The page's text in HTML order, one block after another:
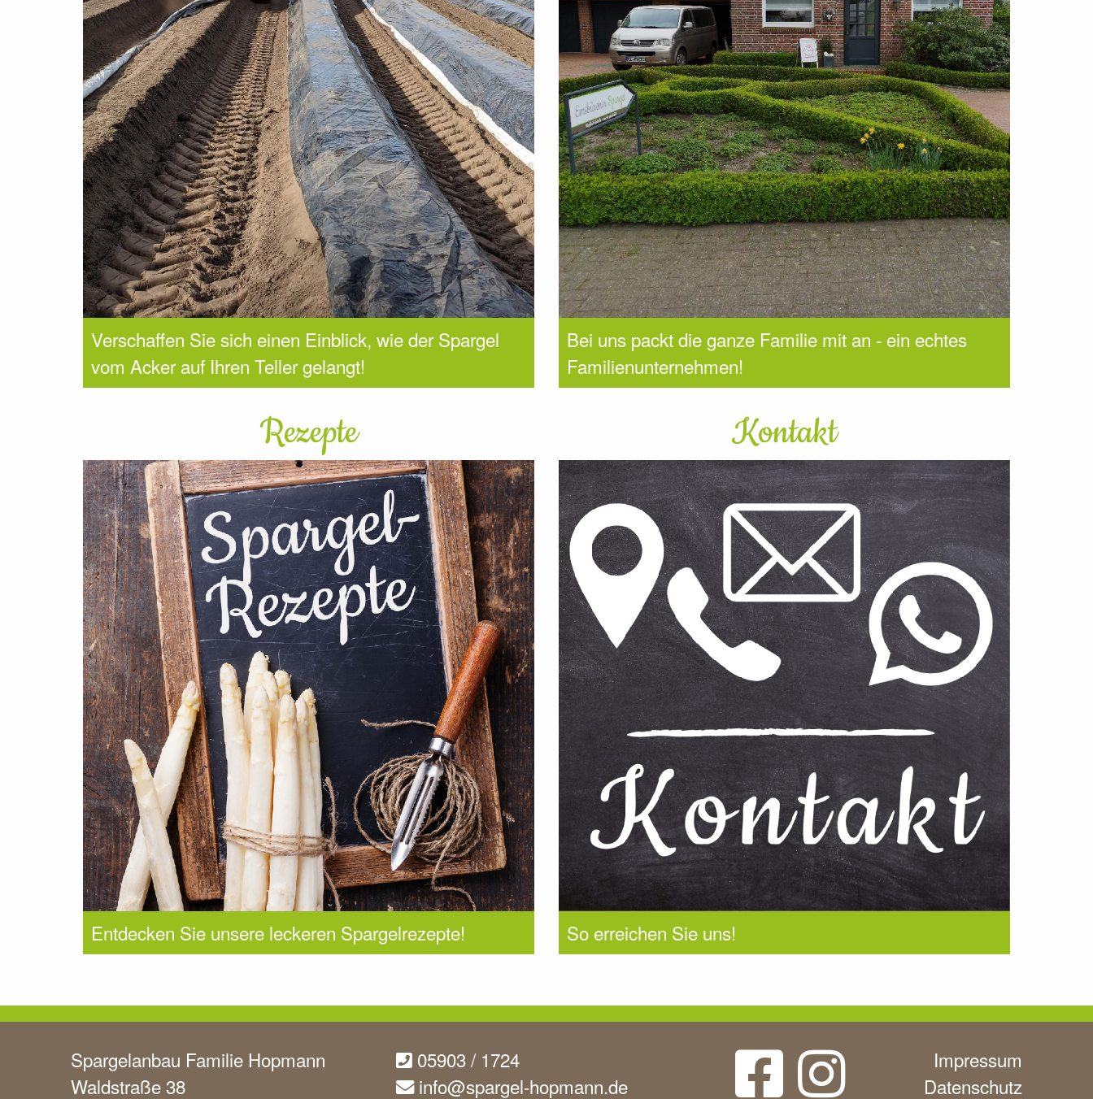
Verschaffen Sie sich einen Einblick, wie der Spargel
vom Acker auf Ihren Teller gelangt!
Bei uns packt die ganze Familie mit an - ein echtes
Familienunternehmen!
Rezepte
Entdecken Sie unsere leckeren Spargelrezepte!
Kontakt
So erreichen Sie uns!
Spargelanbau Familie Hopmann
Waldstraße 38
05903 / 1724
info@spargel-hopmann.de
Impressum
Datenschutz